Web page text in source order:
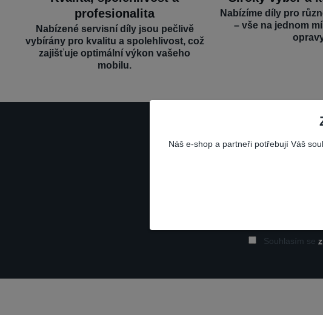
profesionalita
Nabízené servisní díly jsou pečlivě
vybírány pro kvalitu a spolehlivost, což
zajišťuje optimální výkon vašeho
mobilu.
Nabízíme díly pro
– vše na jednom
Souhlasím se
Náš e-shop a partneři potřebují Váš